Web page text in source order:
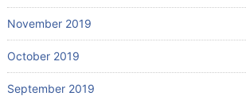
November 2019
October 2019
September 2019